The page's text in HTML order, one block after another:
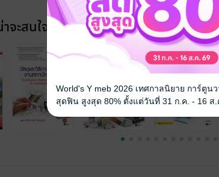
จะสนใจ
World's Y meb 2026 เทศกาลนิยาย การ์ตูน
สุดฟิน สูงสุด 80% ตั้งแต่วันที่ 31 ก.ค. - 16 ส.